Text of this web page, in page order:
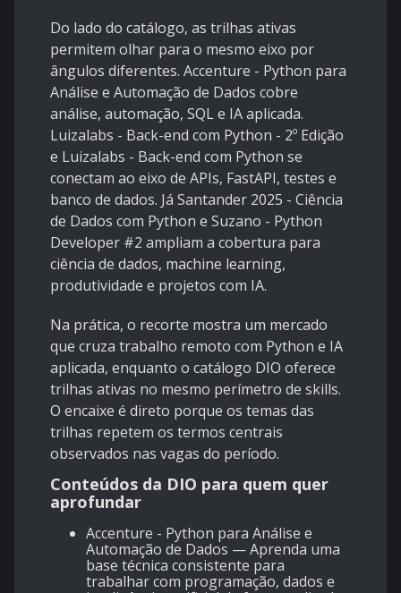
Do lado do catálogo, as trilhas ativas
permitem olhar para o mesmo eixo por
ângulos diferentes. Accenture - Python para
Análise e Automação de Dados cobre
análise, automação, SQL e IA aplicada.
Luizalabs - Back-end com Python - 2º Edição
e Luizalabs - Back-end com Python se
conectam ao eixo de APIs, FastAPI, testes e
banco de dados. Já Santander 2025 - Ciência
de Dados com Python e Suzano - Python
Developer #2 ampliam a cobertura para
ciência de dados, machine learning,
produtividade e projetos com IA.
Na prática, o recorte mostra um mercado
que cruza trabalho remoto com Python e IA
aplicada, enquanto o catálogo DIO oferece
trilhas ativas no mesmo perímetro de skills.
O encaixe é direto porque os temas das
trilhas repetem os termos centrais
observados nas vagas do período.
Conteúdos da DIO para quem quer
aprofundar
Accenture - Python para Análise e
Automação de Dados — Aprenda uma
base técnica consistente para
trabalhar com programação, dados e